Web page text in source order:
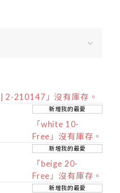
2-210147」沒有庫存。
新增我的最愛
「white 10-
Free」沒有庫存。
新增我的最愛
「beige 20-
Free」沒有庫存。
新增我的最愛